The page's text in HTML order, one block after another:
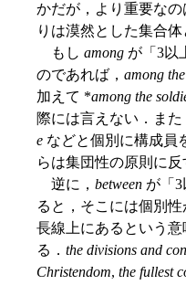
かだが，より重要な
りは漠然とした集合
もし among が「3以
のであれば， among
加えて *among the
際には言えない．また
e などと個別に構成員
らは集団性の原則に
逆に， between が「
ると，そこには個別
長線上にあるという
る． the divisions and
Christendom, the fullest